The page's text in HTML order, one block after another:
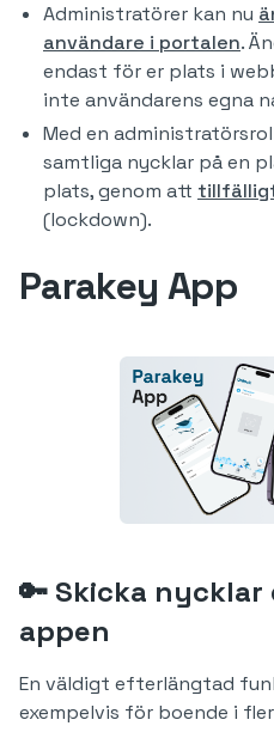
Administratörer kan nu
användare i portalen.
endast för er plats i
inte användarens egna
Med en
samtliga nycklar på en
plats, genom att
(lockdown).
Parakey App
🔑 Skicka
appen
En väldigt efterlängtad
exempelvis för boende i